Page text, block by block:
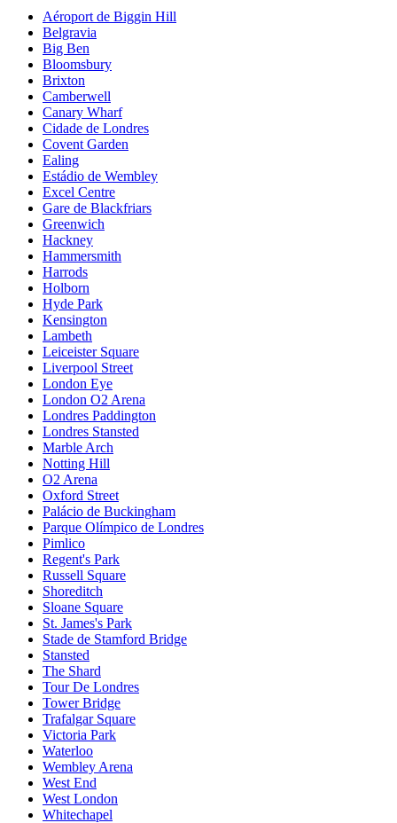
Aéroport de Biggin Hill
Belgravia
Big Ben
Bloomsbury
Brixton
Camberwell
Canary Wharf
Cidade de Londres
Covent Garden
Ealing
Estádio de Wembley
Excel Centre
Gare de Blackfriars
Greenwich
Hackney
Hammersmith
Harrods
Holborn
Hyde Park
Kensington
Lambeth
Leiceister Square
Liverpool Street
London Eye
London O2 Arena
Londres Paddington
Londres Stansted
Marble Arch
Notting Hill
O2 Arena
Oxford Street
Palácio de Buckingham
Parque Olímpico de Londres
Pimlico
Regent's Park
Russell Square
Shoreditch
Sloane Square
St. James's Park
Stade de Stamford Bridge
Stansted
The Shard
Tour De Londres
Tower Bridge
Trafalgar Square
Victoria Park
Waterloo
Wembley Arena
West End
West London
Whitechapel